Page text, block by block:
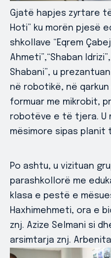
Gjatë hapjes zyrtare të
Hoti” ku morën pjesë
shkollave “Eqrem
Ahmeti”,“Shaban
Shabani”, u
në robotikë, në
formuar me mikrobit,
robotëve e të tjera. U
mësimore sipas planit
Po ashtu, u vizituan
parashkollorë me
klasa e pestë e
Haxhimehmeti, ora e
znj. Azize Selmani si
arsimtarja znj.